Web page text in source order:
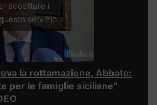
accettare i
servizio
la rottamazione, Abbate:
per le famiglie siciliane”